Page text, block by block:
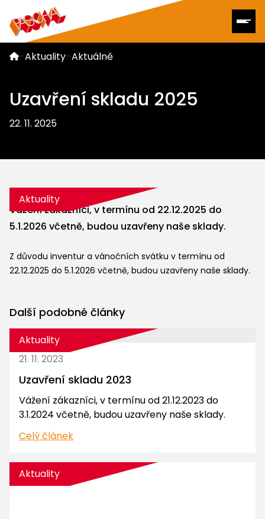
–Aktuality–Aktuálně
Uzavření skladu 2025
22. 11. 2025
Aktuality
Vážení zákazníci, v termínu od 22.12.2025 do
5.1.2026 včetně, budou uzavřeny naše sklady.
Z důvodu inventur a vánočních svátku v termínu od
22.12.2025 do 5.1.2026 včetně, budou uzavřeny naše sklady.
Další podobné články
Aktuality
21. 11. 2023
Uzavření skladu 2023
Vážení zákazníci, v termínu od 21.12.2023 do
3.1.2024 včetně, budou uzavřeny naše sklady.
Celý článek
Aktuality